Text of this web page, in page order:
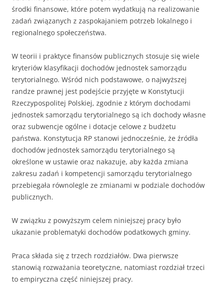
środki finansowe, które potem wydatkują na realizowanie
zadań związanych z zaspokajaniem potrzeb lokalnego i
regionalnego społeczeństwa.
W teorii i praktyce finansów publicznych stosuje się wiele
kryteriów klasyfikacji dochodów jednostek samorządu
terytorialnego. Wśród nich podstawowe, o najwyższej
randze prawnej jest podejście przyjęte w Konstytucji
Rzeczypospolitej Polskiej, zgodnie z którym dochodami
jednostek samorządu terytorialnego są ich dochody własne
oraz subwencje ogólne i dotacje celowe z budżetu
państwa. Konstytucja RP stanowi jednocześnie, że źródła
dochodów jednostek samorządu terytorialnego są
określone w ustawie oraz nakazuje, aby każda zmiana
zakresu zadań i kompetencji samorządu terytorialnego
przebiegała równolegle ze zmianami w podziale dochodów
publicznych.
W związku z powyższym celem niniejszej pracy było
ukazanie problematyki dochodów podatkowych gminy.
Praca składa się z trzech rozdziałów. Dwa pierwsze
stanowią rozważania teoretyczne, natomiast rozdział trzeci
to empiryczna część niniejszej pracy.